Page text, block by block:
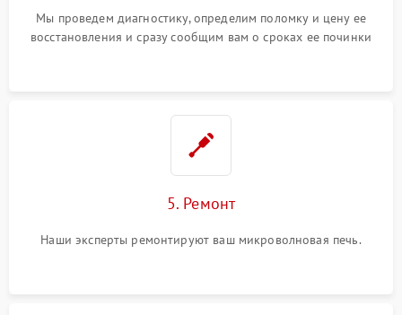
Мы проведем диагностику, определим поломку и цену ее
восстановления и сразу сообщим вам о сроках ее починки
5. Ремонт
Наши эксперты ремонтируют ваш микроволновая печь.